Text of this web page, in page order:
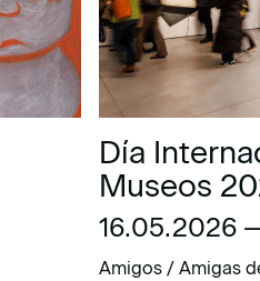
Día
Museos
16.05.2026
Amigos / Amigas